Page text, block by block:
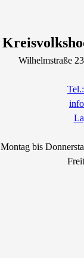
Wilhelmstraße23
Montag bis